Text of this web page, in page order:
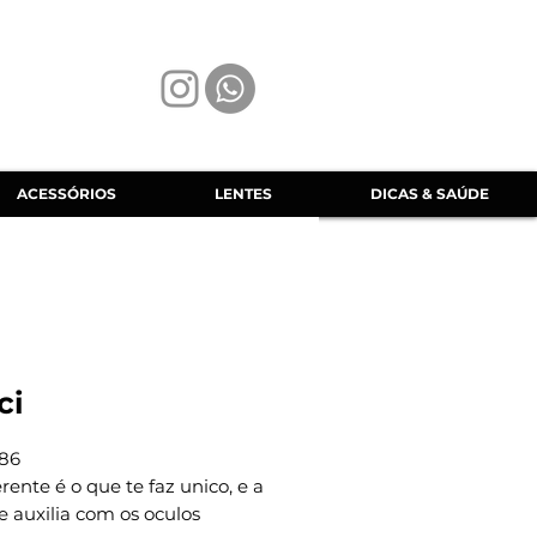
ACESSÓRIOS LENTES DICAS & SAÚDE
é o que te faz unico, e a
auxilia com os oculos